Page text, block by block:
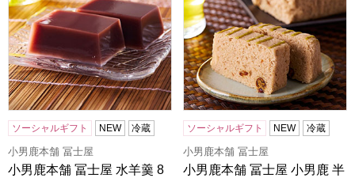
ソーシャルギフト NEW 冷蔵
小男鹿本舗 冨士屋
小男鹿本舗 冨士屋 水羊羹 8
ソーシャルギフト NEW 冷蔵
小男鹿本舗 冨士屋
小男鹿本舗 冨士屋 小男鹿 半